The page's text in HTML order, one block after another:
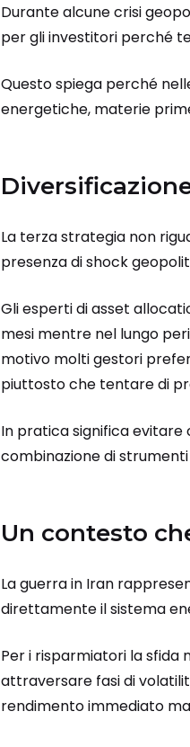
Durante alcune crisi
per gli investitori perché
Questo spiega perché
energetiche, materie
La terza strategia non
presenza di shock
Gli esperti di asset
mesi mentre nel lungo
motivo molti gestori
piuttosto che tentare di
In pratica significa evitare
combinazione di
Un contesto
La guerra in Iran
direttamente il sistema
Per i risparmiatori la sfida
attraversare fasi di
rendimento immediato